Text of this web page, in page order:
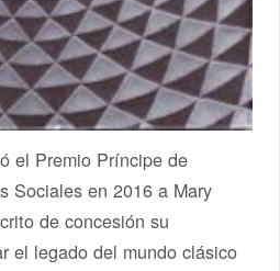
el Premio Príncipe de
Sociales en 2016 a Mary
de concesión su
el legado del mundo clásico